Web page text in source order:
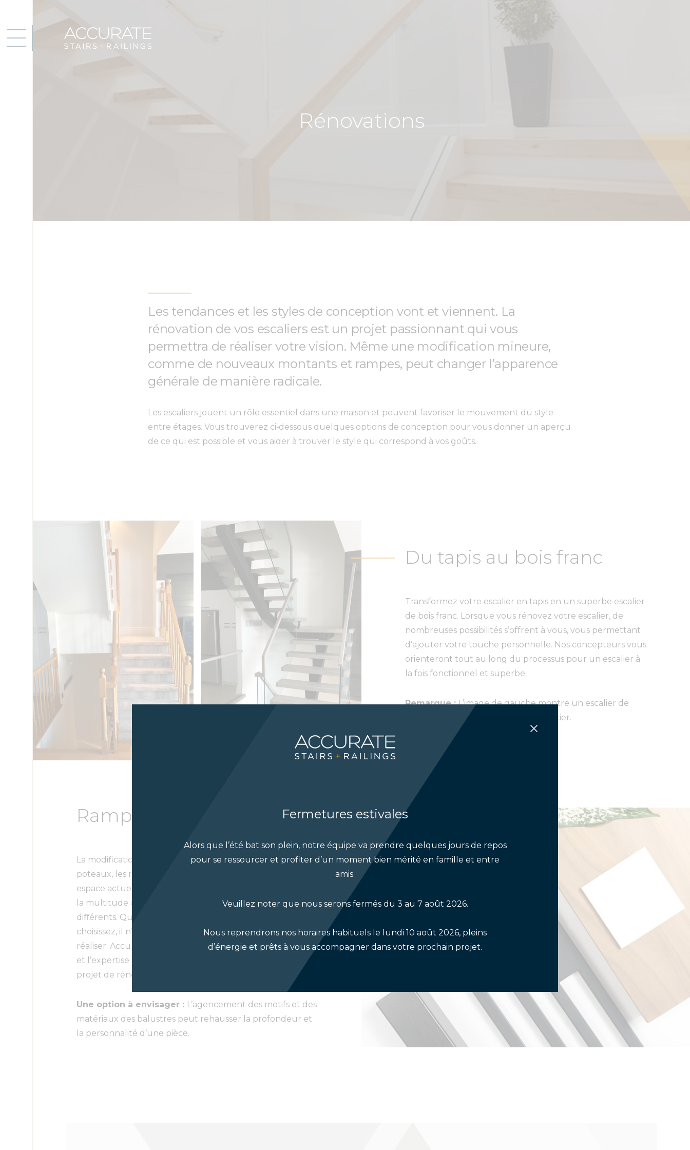
Rénovations
Les tendances et les styles de conception vont et viennent. La
rénovation de vos escaliers est un projet passionnant qui vous
permettra de réaliser votre vision. Même une modification mineure,
comme de nouveaux montants et rampes, peut changer l’apparence
générale de manière radicale.
Les escaliers jouent un rôle essentiel dans une maison et peuvent favoriser le mouvement du style
entre étages. Vous trouverez ci‑dessous quelques options de conception pour vous donner un aperçu
de ce qui est possible et vous aider à trouver le style qui correspond à vos goûts.
Du tapis au bois franc
Transformez votre escalier en tapis en un superbe escalier
de bois franc. Lorsque vous rénovez votre escalier, de
nombreuses possibilités s’offrent à vous, vous permettant
d’ajouter votre touche personnelle. Nos concepteurs vous
orienteront tout au long du processus pour un escalier à
la fois fonctionnel et superbe.
Remarque :L’image de gauche montre un escalier de
bois franc avec un limon central en acier.
Rampes
La modification de composants individuels, comme les
poteaux, les rampes et les balustres, peut rehausser votre
espace actuel. Vous pouvez faire preuve de créativité avec
la multitude d’options en agençant des matériaux
diﬀérents. Quel que soit le ou les matériaux que vous
choisissez, il n’existe aucune limite à ce que nous puissions
réaliser. Accurate Stairs and Railings possède l’expérience
et l’expertise nécessaires pour vous soutenir dans votre
projet de rénovation.
Une option à envisager : L’agencement des motifs et des
matériaux des balustres peut rehausser la profondeur et
la personnalité d’une pièce.
Fermetures estivales
Alors que l’été bat son plein, notre équipe va prendre quelques jours de repos
pour se ressourcer et profiter d’un moment bien mérité en famille et entre
amis.
Veuillez noter que nous serons fermés du 3 au 7 août 2026.
Nous reprendrons nos horaires habituels le lundi 10 août 2026, pleins
d’énergie et prêts à vous accompagner dans votre prochain projet.